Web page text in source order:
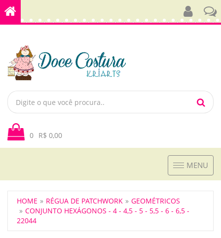
0 R$ 0,00
Toggle
navigation
MENU
HOME RÉGUA DE PATCHWORK
GEOMÉTRICOS
CONJUNTO HEXÁGONOS - 4 - 4,5 - 5 - 5,5 - 6 - 6,5 -
22044